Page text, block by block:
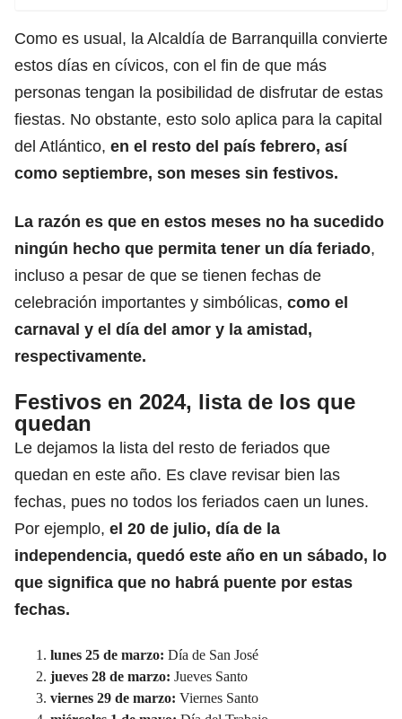
Como es usual, la Alcaldía de Barranquilla convierte
estos días en cívicos, con el fin de que más
personas tengan la posibilidad de disfrutar de estas
fiestas. No obstante, esto solo aplica para la capital
del Atlántico, en el resto del país febrero, así
como septiembre, son meses sin festivos.
La razón es que en estos meses no ha sucedido
ningún hecho que permita tener un día feriado,
incluso a pesar de que se tienen fechas de
celebración importantes y simbólicas, como el
carnaval y el día del amor y la amistad,
respectivamente.
Festivos en 2024, lista de los que
quedan
Le dejamos la lista del resto de feriados que
quedan en este año. Es clave revisar bien las
fechas, pues no todos los feriados caen un lunes.
Por ejemplo, el 20 de julio, día de la
independencia, quedó este año en un sábado, lo
que significa que no habrá puente por estas
fechas.
lunes 25 de marzo: Día de San José
jueves 28 de marzo: Jueves Santo
viernes 29 de marzo: Viernes Santo